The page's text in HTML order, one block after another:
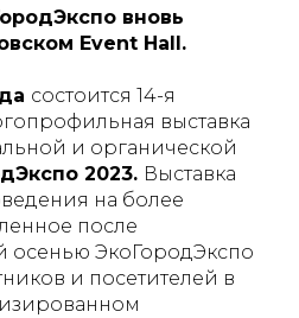
вновь
Event Hall.
состоится 14-я
выставка
и органической
2023. Выставка
на более
после
осенью ЭкоГородЭкспо
и посетителей в